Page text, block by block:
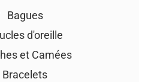
Bagues
d'oreille
et Camées
Bracelets